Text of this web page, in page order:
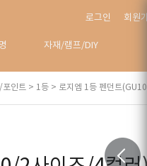
로그인 회원
자재/램프/DIY
포인트 > 1등 > 로지엠 1등 펜던트